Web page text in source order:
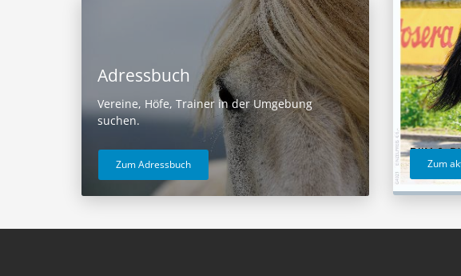
Adressbuch
Vereine, Höfe, Trainer in der Umgebung
suchen.
Zum Adressbuch Zum